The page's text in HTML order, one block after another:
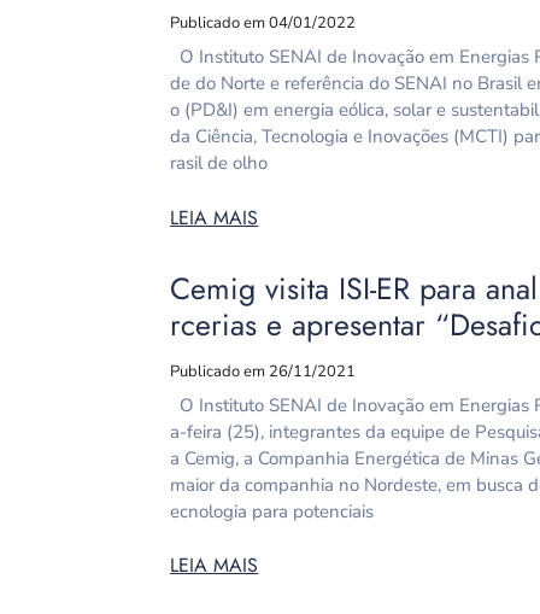
Publicado em 04/01/2022
O Instituto SENAI de Inovação em Energias
de do Norte e referência do SENAI no Brasil
o (PD&I) em energia eólica, solar e
da Ciência, Tecnologia e Inovações (MCTI)
rasil de olho
LEIA MAIS
Cemig visita ISI-ER para
rcerias e apresentar
Publicado em 26/11/2021
O Instituto SENAI de Inovação em Energias
a-feira (25), integrantes da equipe de
a Cemig, a Companhia Energética de Minas
maior da companhia no Nordeste, em busca
ecnologia para potenciais
LEIA MAIS